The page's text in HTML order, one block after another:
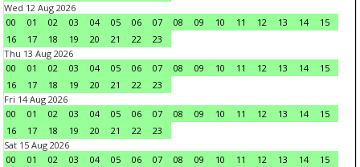
Wed 12 Aug 2026
00
01 02 03 04 05 06 07 08 09 10 11 12 13 14
15
16
17 18 19 20 21 22
23
Thu 13 Aug 2026
00
01 02 03 04 05 06 07 08 09 10 11 12 13 14
15
16
17 18 19 20 21 22
23
Fri 14 Aug 2026
00
01 02 03 04 05 06 07 08 09 10 11 12 13 14
15
16
17 18 19 20 21 22
23
Sat 15 Aug 2026
00
01 02 03 04 05 06 07 08 09 10 11 12 13 14 15